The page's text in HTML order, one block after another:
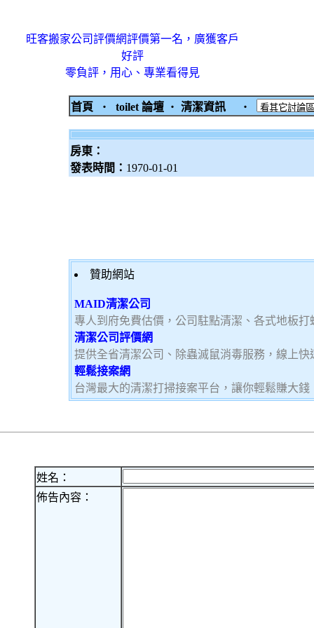
旺客搬家公司評價網評價第一名，廣獲客戶
好評
零負評，用心、專業看得見
首頁 ‧ toilet 論壇 ‧ 清潔資訊 ‧
房東：
發表時間： 1970-01-01
贊助網站
MAID清潔公司
專人到府免費估價，公司駐點清潔、各式地板
清潔公司評價網
提供全省清潔公司、除蟲滅鼠消毒服務，線上
輕鬆接案網
台灣最大的清潔打掃接案平台，讓你輕鬆賺大
姓名：
佈告內容：